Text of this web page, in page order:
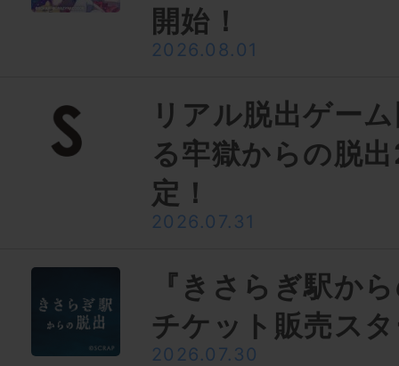
開始！
2026.08.01
リアル脱出ゲー
る牢獄からの脱
定！
2026.07.31
『きさらぎ駅か
チケット販売ス
2026.07.30